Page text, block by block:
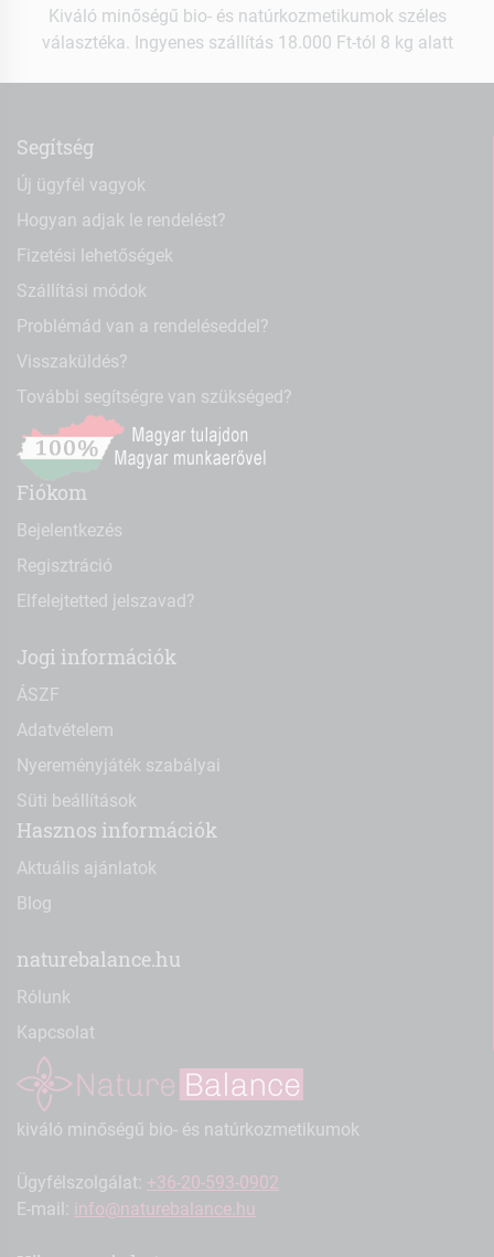
Kiváló minőségű bio- és natúrkozmetikumok széles
választéka. Ingyenes szállítás 18.000 Ft-tól 8 kg alatt
Segítség
Új ügyfél vagyok
Hogyan adjak le rendelést?
Fizetési lehetőségek
Szállítási módok
Problémád van a rendeléseddel?
Visszaküldés?
További segítségre van szükséged?
Fiókom
Bejelentkezés
Regisztráció
Elfelejtetted jelszavad?
Jogi információk
ÁSZF
Adatvételem
Nyereményjáték szabályai
Süti beállítások
Hasznos információk
Aktuális ajánlatok
Blog
naturebalance.hu
Rólunk
Kapcsolat
kiváló minőségű bio- és natúrkozmetikumok
Ügyfélszolgálat: +36-20-593-0902
E-mail: info@naturebalance.hu